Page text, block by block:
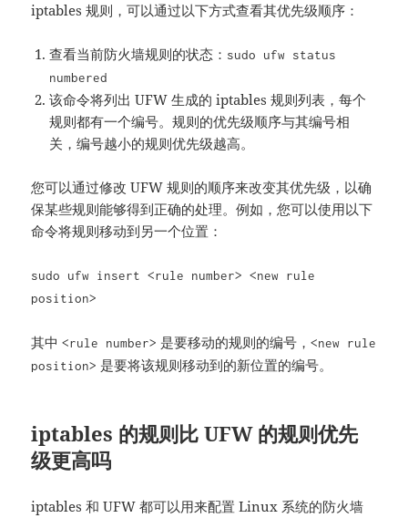
iptables 规则，可以通过以下方式查看其优先级顺序：
查看当前防火墙规则的状态： sudo ufw status
numbered
该命令将列出 UFW 生成的 iptables 规则列表，每个
规则都有一个编号。规则的优先级顺序与其编号相
关，编号越小的规则优先级越高。
您可以通过修改 UFW 规则的顺序来改变其优先级，以确
保某些规则能够得到正确的处理。例如，您可以使用以下
命令将规则移动到另一个位置：
sudo ufw insert <rule number> <new rule
position>
其中<rule number> 是要移动的规则的编号，<new rule
position> 是要将该规则移动到的新位置的编号。
iptables 的规则比 UFW 的规则优先
级更高吗
iptables 和 UFW 都可以用来配置 Linux 系统的防火墙